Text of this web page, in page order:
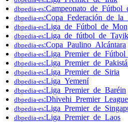
dbpedia-es
dbpedia-es
dbpedia-es
dbpedia-es
dbpedia-es:Copa_Paulino_Alcántara
dbpedia-es
dbpedia-es
dbpedia-es:Liga_Premier_de_Siria
dbpedia-es:Liga_Yemení
dbpedia-es:Liga_Premier_de_Baréin
dbpedia-es:Dhivehi_Premier_League
dbpedia-es
dbpedia-es:Liga_Premier_de_Laos